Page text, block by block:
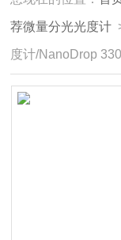
荐微量分光光度计
度计/NanoDrop